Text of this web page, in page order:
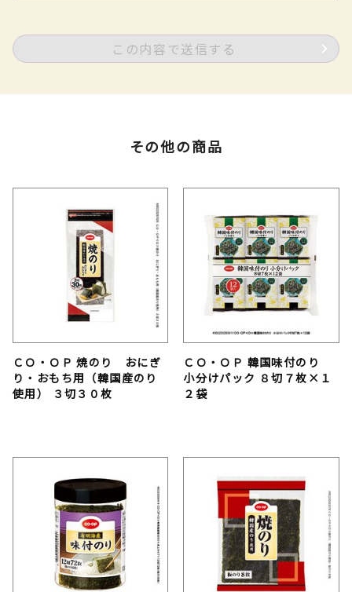
この内容で送信する
その他の商品
ＣＯ・ＯＰ 焼のり おにぎ
り・おもち用（韓国産のり
使用） ３切３０枚
ＣＯ・ＯＰ 韓国味付のり
小分けパック ８切７枚×１
２袋